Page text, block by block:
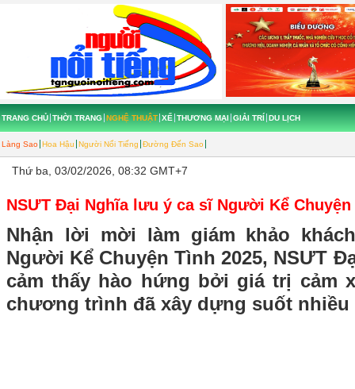
TRANG CHỦ THỜI TRANG NGHỆ THUẬT
Làng Sao Hoa Hậu Người Nổi Tiếng Đường Đến Sao
XẾ THƯƠNG MẠI GIẢI TRÍ DU LỊCH
Thứ ba, 03/02/2026, 08:32 GMT+7
NSƯT Đại Nghĩa lưu ý ca sĩ Người Kể
Nhận lời mời làm giám khảo
Người Kể Chuyện Tình 2025, NSƯT
cảm thấy hào hứng bởi giá trị cảm
chương trình đã xây dựng suốt nhiều